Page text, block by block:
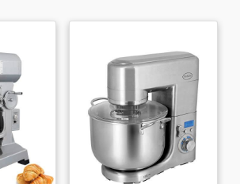
Équipements optionnels
3 outils de mélange et pâte
(fouet K, crochet pétrisseur